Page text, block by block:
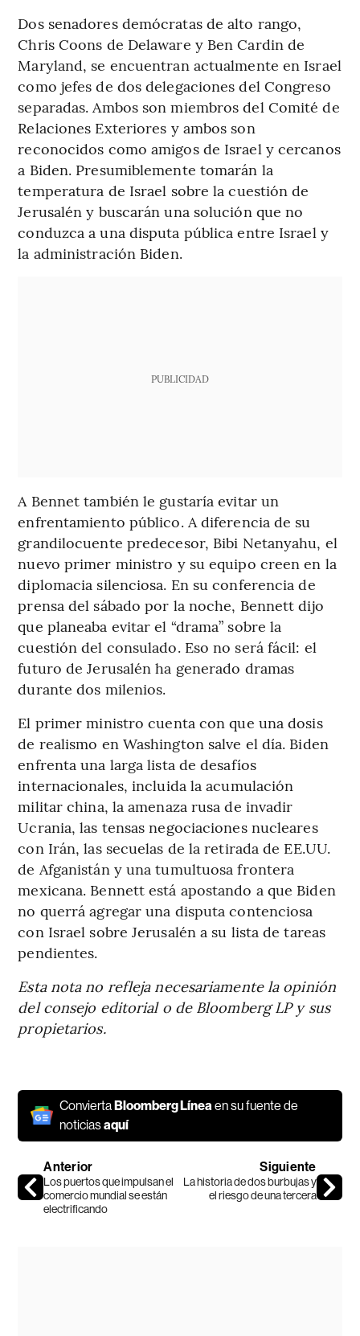
Dos senadores demócratas de alto rango,
Chris Coons de Delaware y Ben Cardin de
Maryland, se encuentran actualmente en Israel
como jefes de dos delegaciones del Congreso
separadas. Ambos son miembros del Comité de
Relaciones Exteriores y ambos son
reconocidos como amigos de Israel y cercanos
a Biden. Presumiblemente tomarán la
temperatura de Israel sobre la cuestión de
Jerusalén y buscarán una solución que no
conduzca a una disputa pública entre Israel y
la administración Biden.
PUBLICIDAD
A Bennet también le gustaría evitar un
enfrentamiento público. A diferencia de su
grandilocuente predecesor, Bibi Netanyahu, el
nuevo primer ministro y su equipo creen en la
diplomacia silenciosa. En su conferencia de
prensa del sábado por la noche, Bennett dijo
que planeaba evitar el “drama” sobre la
cuestión del consulado. Eso no será fácil: el
futuro de Jerusalén ha generado dramas
durante dos milenios.
El primer ministro cuenta con que una dosis
de realismo en Washington salve el día. Biden
enfrenta una larga lista de desafíos
internacionales, incluida la acumulación
militar china, la amenaza rusa de invadir
Ucrania, las tensas negociaciones nucleares
con Irán, las secuelas de la retirada de EE.UU.
de Afganistán y una tumultuosa frontera
mexicana. Bennett está apostando a que Biden
no querrá agregar una disputa contenciosa
con Israel sobre Jerusalén a su lista de tareas
pendientes.
Esta nota no refleja necesariamente la opinión
del consejo editorial o de Bloomberg LP y sus
propietarios.
ConviertaBloomberg Líneaen su fuente de
noticiasaquí
Anterior
Los puertos que impulsan el
comercio mundial se están
electrificando
Siguiente
La historia de dos burbujas y
el riesgo de una tercera